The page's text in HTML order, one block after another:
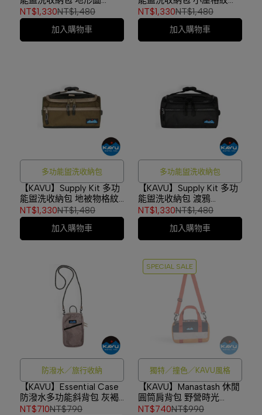
#9544
NT$1,330NT$1,480
加入購物車
#9544
NT$1,330NT$1,480
加入購物車
多功能盥洗收納包
【KAVU】Supply Kit 多功
能盥洗收納包 地被物格紋
#9544
NT$1,330NT$1,480
加入購物車
多功能盥洗收納包
【KAVU】Supply Kit 多功
能盥洗收納包 渡鴉
#9544
NT$1,330NT$1,480
加入購物車
防潑水／旅行收納
【KAVU】Essential Case
防潑水多功能斜背包 灰褐
高線 #9297
NT$710NT$790
SPECIAL SALE
獨特／撞色／KAVU風格
【KAVU】Manastash 休閒
圓筒肩背包 野營時光
#9307
NT$740NT$990